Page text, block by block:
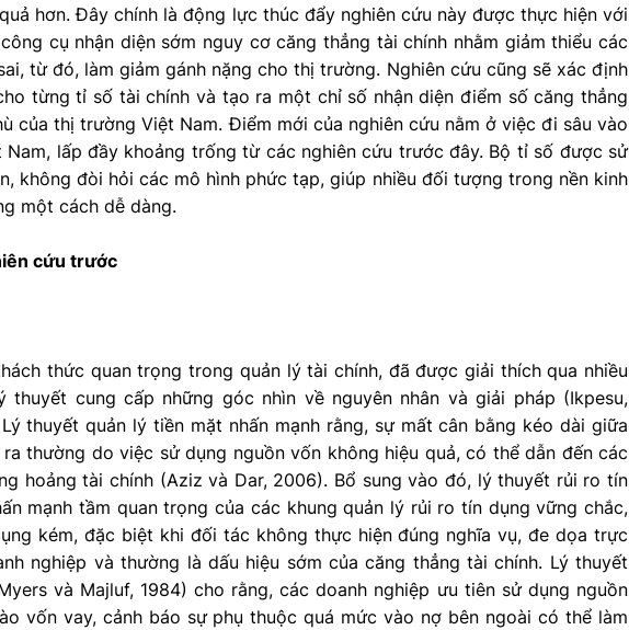
hơn. Đây chính là động lực thúc đẩy nghiên cứu này được thực hiện với
cụ nhận diện sớm nguy cơ căng thẳng tài chính nhằm giảm thiểu các
từ đó, làm giảm gánh nặng cho thị trường. Nghiên cứu cũng sẽ xác định
từng tỉ số tài chính và tạo ra một chỉ số nhận diện điểm số căng thẳng
của thị trường Việt Nam. Điểm mới của nghiên cứu nằm ở việc đi sâu vào
lấp đầy khoảng trống từ các nghiên cứu trước đây. Bộ tỉ số được sử
không đòi hỏi các mô hình phức tạp, giúp nhiều đối tượng trong nền kinh
một cách dễ dàng.
cứu trước
thức quan trọng trong quản lý tài chính, đã được giải thích qua nhiều
thuyết cung cấp những góc nhìn về nguyên nhân và giải pháp (Ikpesu,
thuyết quản lý tiền mặt nhấn mạnh rằng, sự mất cân bằng kéo dài giữa
thường do việc sử dụng nguồn vốn không hiệu quả, có thể dẫn đến các
hoảng tài chính (Aziz và Dar, 2006). Bổ sung vào đó, lý thuyết rủi ro tín
mạnh tầm quan trọng của các khung quản lý rủi ro tín dụng vững chắc,
kém, đặc biệt khi đối tác không thực hiện đúng nghĩa vụ, đe dọa trực
nghiệp và thường là dấu hiệu sớm của căng thẳng tài chính. Lý thuyết
và Majluf, 1984) cho rằng, các doanh nghiệp ưu tiên sử dụng nguồn
vốn vay, cảnh báo sự phụ thuộc quá mức vào nợ bên ngoài có thể làm